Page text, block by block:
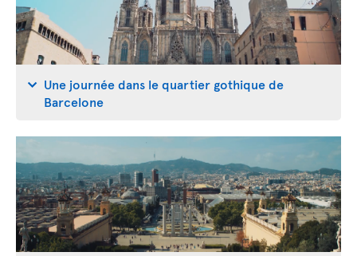
Une journée dans le quartier gothique de
Barcelone